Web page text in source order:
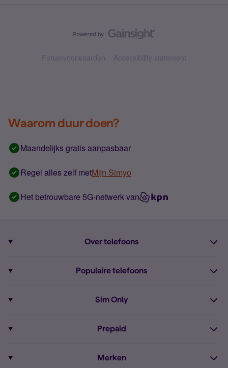
Forumvoorwaarden Accessibility statement
Waarom duur doen?
Maandelijks gratis aanpasbaar
Regel alles zelf metMijn Simyo
Het betrouwbare 5G-netwerk van
Over telefoons
Alle telefoons
Populaire telefoons
iPhone 16
Sim Only
Onbeperkt bellen
Prepaid
Merken